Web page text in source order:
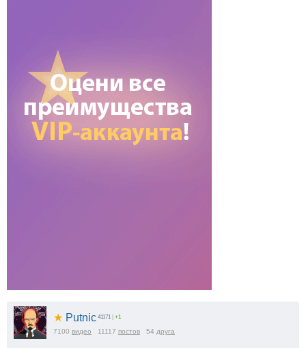
★ Putnic 41171 | +1
7100 видео 11117 постов 54 друга